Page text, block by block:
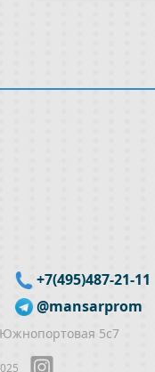
+7(495)487-21-11
@mansarprom
5с7